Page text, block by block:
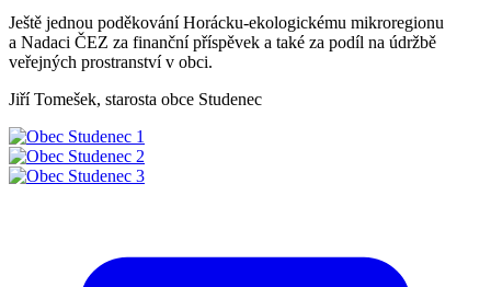
Ještě jednou poděkování Horácku-ekologickému mikroregionu
a Nadaci ČEZ za finanční příspěvek a také za podíl na údržbě
veřejných prostranství v obci.
Jiří Tomešek, starosta obce Studenec